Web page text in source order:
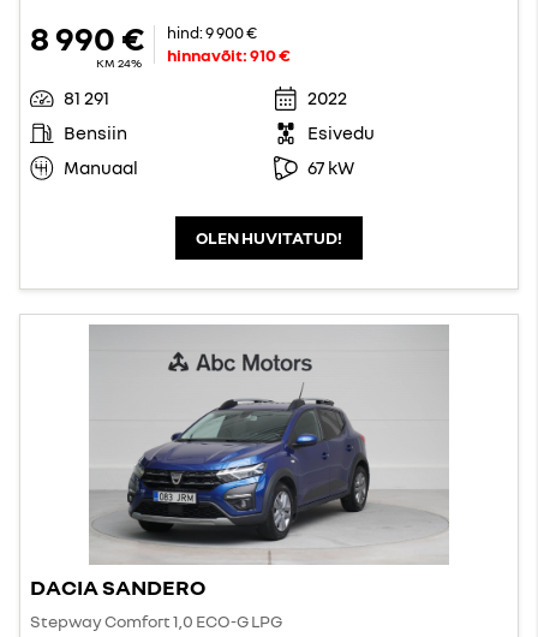
8 990 €
KM 24%
hind:9 900 €
hinnavõit:910 €
81 291
2022
Bensiin
Esivedu
Manuaal
67 kW
OLEN HUVITATUD!
DACIA SANDERO
Stepway Comfort 1,0 ECO-G LPG